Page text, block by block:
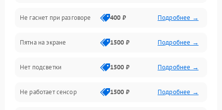
Зарядка
Проблемы с питанием, зарядкой и аккумулятором
Проблемы с работой системы, корпусом и другие
Не гаснет при разговоре 400 ₽ Подробнее →
Пятна на экране 1500 ₽ Подробнее →
Нет подсветки 1500 ₽ Подробнее →
Не работает сенсор 1500 ₽ Подробнее →